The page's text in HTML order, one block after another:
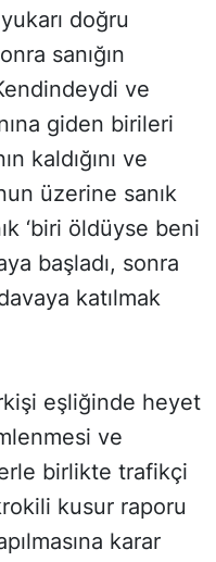
doğru
sanığın
ve
giden birileri
kaldığını ve
üzerine sanık
‘biri öldüyse beni
başladı, sonra
katılmak
eşliğinde heyet
ve
birlikte trafikçi
kusur raporu
karar